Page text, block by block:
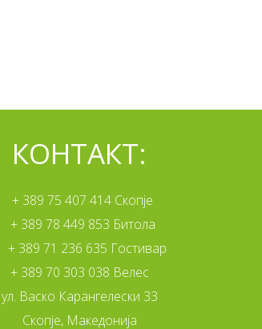
КОНТАКТ:
+ 389 75 407 414 Скопје
+ 389 78 449 853 Битола
+ 389 71 236 635 Гостивар
+ 389 70 303 038 Велес
ул. Васко Карангелески 33
Скопје, Македонија